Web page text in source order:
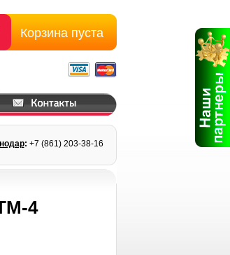
Корзина пуста
: +7 (861) 203-38-16
4